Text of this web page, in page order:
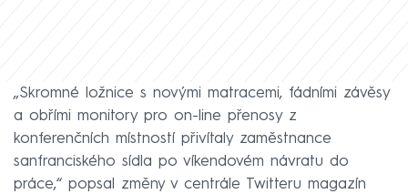
„Skromné ložnice s novými matracemi, fádními závěsy
a obřími monitory pro on-line přenosy z
konferenčních místností přivítaly zaměstnance
sanfranciského sídla po víkendovém návratu do
práce,“ popsal změny v centrále Twitteru magazín